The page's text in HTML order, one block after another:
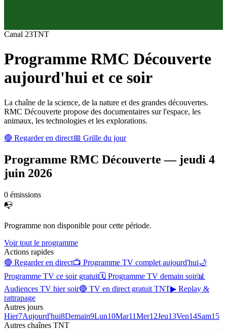
Canal 23TNT
Programme RMC Découverte
aujourd'hui et ce soir
La chaîne de la science, de la nature et des grandes découvertes.
RMC Découverte propose des documentaires sur l'espace, les
animaux, les technologies et les explorations.
🔴 Regarder en direct📅 Grille du jour
Programme RMC Découverte — jeudi 4
juin 2026
0 émissions
📭
Programme non disponible pour cette période.
Voir tout le programme
Actions rapides
🔴 Regarder en direct📺 Programme TV complet aujourd'hui🌙
Programme TV ce soir gratuit🗓 Programme TV demain soir📊
Audiences TV hier soir🔴 TV en direct gratuit TNT▶ Replay &
rattrapage
Autres jours
Hier7Aujourd'hui8Demain9Lun10Mar11Mer12Jeu13Ven14Sam15
Autres chaînes TNT